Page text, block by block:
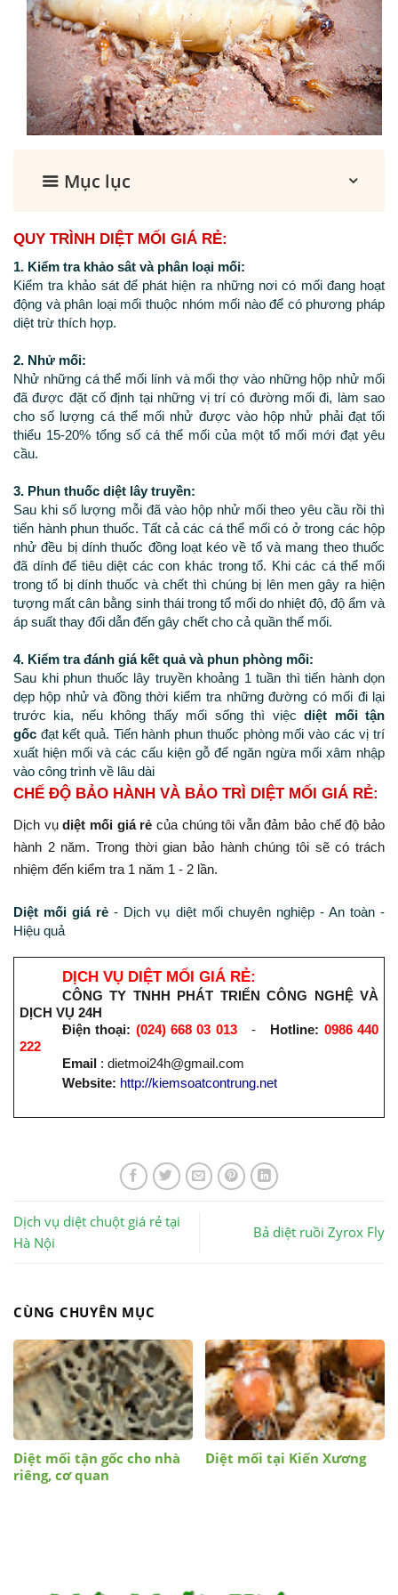
Mục lục
QUY TRÌNH DIỆT MỐI GIÁ RẺ:
1. Kiểm tra khảo sât và phân loại mối:
Kiểm tra khảo sát để phát hiện ra những nơi có mối đang hoạt
động và phân loại mối thuộc nhóm mối nào để có phương pháp
diệt trừ thích hợp.
2. Nhử mối:
Nhử những cá thể mối lính và mối thợ vào những hộp nhử mối
đã được đặt cố định tại những vị trí có đường mối đi, làm sao
cho số lượng cá thể mối nhử được vào hộp nhử phải đạt tối
thiểu 15-20% tổng số cá thể mối của một tổ mối mới đạt yêu
cầu.
3. Phun thuốc diệt lây truyền:
Sau khi số lượng mỗi đã vào hộp nhử mối theo yêu cầu rồi thì
tiến hành phun thuốc. Tất cả các cá thể mối có ở trong các hộp
nhử đều bị dính thuốc đồng loạt kéo về tổ và mang theo thuốc
đã dính để tiêu diệt các con khác trong tổ. Khi các cá thể mối
trong tổ bị dính thuốc và chết thì chúng bị lên men gây ra hiện
tượng mất cân bằng sinh thái trong tổ mối do nhiệt độ, độ ẩm và
áp suất thay đổi dẫn đến gây chết cho cả quần thể mối.
4. Kiểm tra đánh giá kết quả và phun phòng mối:
Sau khi phun thuốc lây truyền khoảng 1 tuần thì tiến hành dọn
dẹp hộp nhử và đồng thời kiểm tra những đường có mối đi lại
trước kia, nếu không thấy mối sống thì việcdiệt mối tận
gốc đạt kết quả. Tiến hành phun thuốc phòng mối vào các vị trí
xuất hiện mối và các cấu kiện gỗ để ngăn ngừa mối xâm nhập
vào công trình về lâu dài
CH Ế ĐỘ BẢO HÀNH VÀ BẢO TRÌ DIỆT MỐI GIÁ RẺ:
Dịch vụdiệt mối giá rẻ của chúng tôi vẫn đảm bảo chế độ bảo
hành 2 năm. Trong thời gian bảo hành chúng tôi sẽ có trách
nhiệm đến kiểm tra 1 năm 1 - 2 lần.
Diệt mối giá rẻ - Dịch vụ diệt mối chuyên nghiệp - An toàn -
Hiệu quả
DỊCH VỤ DIỆT MỐI GIÁ RẺ:
CÔNG TY TNHH PHÁT TRIỂN CÔNG NGHỆ VÀ
DỊCH VỤ 24H
Điện thoại: (024) 668 03 013- Hotline: 0986 440
222
Email: dietmoi24h@gmail.com
Website: http://kiemsoatcontrung.net
Dịch vụ diệt chuột giá rẻ tại
Hà Nội
Bả diệt ruồi Zyrox Fly
CÙNG CHUYÊN MỤC
Diệt mối tận gốc cho nhà
riêng, cơ quan
Diệt mối tại Kiến Xương